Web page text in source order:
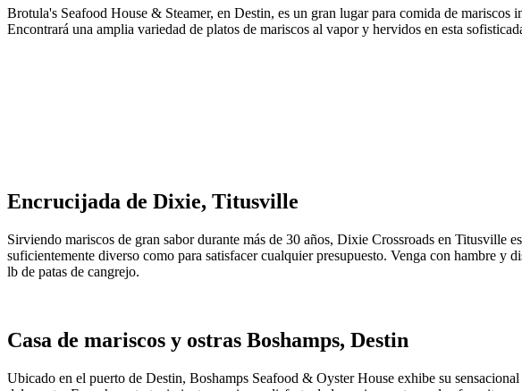
Brotula's Seafood House & Steamer, en Destin, es un gran lugar para comida de
Encontrará una amplia variedad de platos de mariscos al vapor y hervidos en esta
Encrucijada de Dixie, Titusville
Sirviendo mariscos de gran sabor durante más de 30 años, Dixie Crossroads en Titusville
suficientemente diverso como para satisfacer cualquier presupuesto. Venga con hambre
lb de patas de cangrejo.
Casa de mariscos y ostras Boshamps, Destin
Ubicado en el puerto de Destin, Boshamps Seafood & Oyster House exhibe su